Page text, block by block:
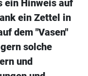
ein Hinweis auf
ein Zettel in
dem "Vasen"
solche
und